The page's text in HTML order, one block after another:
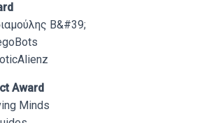
Β&#39;
Award
Minds